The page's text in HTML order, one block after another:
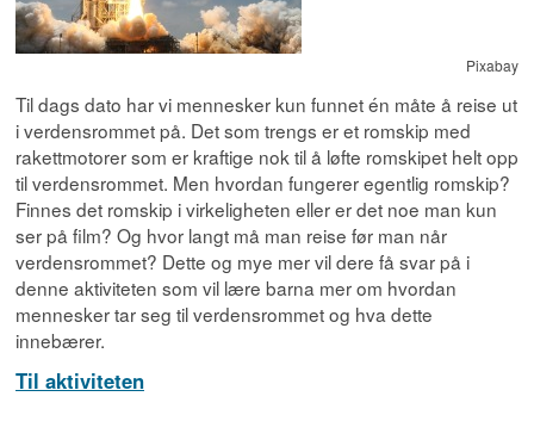
Pixabay
Til dags dato har vi mennesker kun funnet én måte å reise ut
i verdensrommet på. Det som trengs er et romskip med
rakettmotorer som er kraftige nok til å løfte romskipet helt opp
til verdensrommet. Men hvordan fungerer egentlig romskip?
Finnes det romskip i virkeligheten eller er det noe man kun
ser på film? Og hvor langt må man reise før man når
verdensrommet? Dette og mye mer vil dere få svar på i
denne aktiviteten som vil lære barna mer om hvordan
mennesker tar seg til verdensrommet og hva dette
innebærer.
Til aktiviteten